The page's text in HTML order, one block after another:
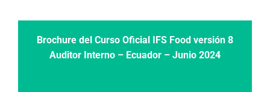
Brochure del Curso Oficial IFS Food versión 8
Auditor Interno – Ecuador – Junio 2024